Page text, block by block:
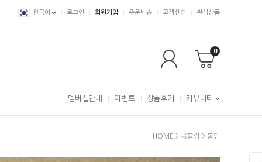
한국어 로그인 회원가입 주문배송 고객센터 관심상품
0
멤버십안내 이벤트 상품후기 커뮤니티
HOME > 몽블랑 > 볼펜